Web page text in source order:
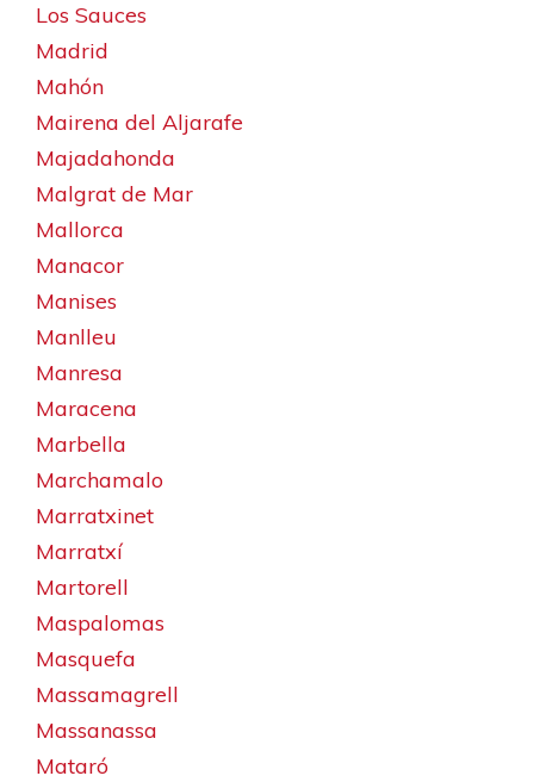
Los Sauces
Madrid
Mahón
Mairena del Aljarafe
Majadahonda
Malgrat de Mar
Mallorca
Manacor
Manises
Manlleu
Manresa
Maracena
Marbella
Marchamalo
Marratxinet
Marratxí
Martorell
Maspalomas
Masquefa
Massamagrell
Massanassa
Mataró